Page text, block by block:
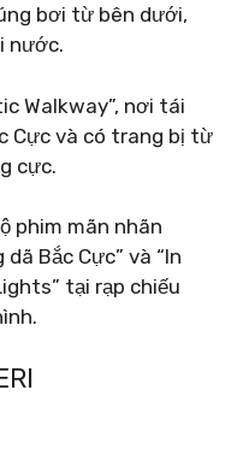
bơi từ bên dưới,
nước.
Walkway”, nơi tái
Cực và có trang bị từ
cực.
phim mãn nhãn
Bắc Cực” và “In
tại rạp chiếu